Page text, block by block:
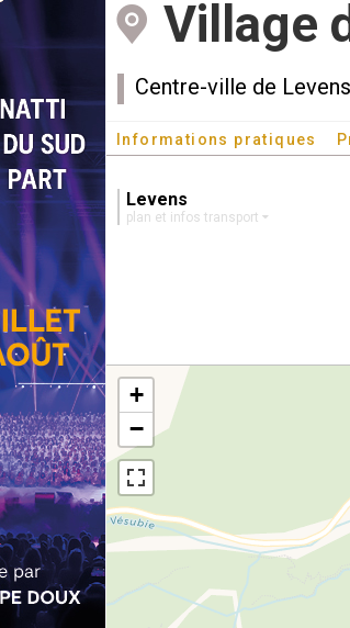
Village
Centre-ville de Levens
Informations pratiques
Levens
plan et infos transport
+
−